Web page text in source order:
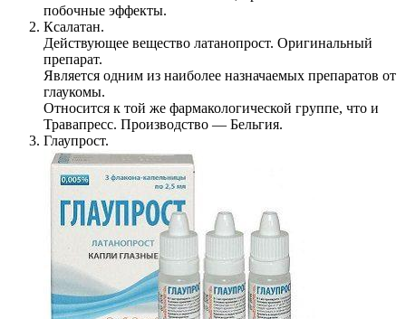
побочные эффекты.
Ксалатан.
Действующее вещество латанопрост. Оригинальный
препарат.
Является одним из наиболее назначаемых препаратов от
глаукомы.
Относится к той же фармакологической группе, что и
Травапресс. Производство — Бельгия.
Глаупрост.